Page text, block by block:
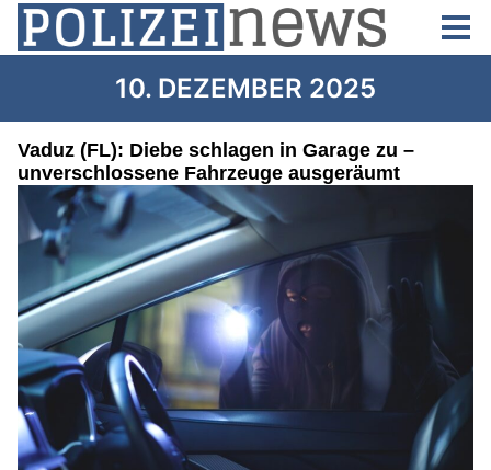
10. DEZEMBER 2025
Vaduz (FL): Diebe schlagen in Garage zu –
unverschlossene Fahrzeuge ausgeräumt